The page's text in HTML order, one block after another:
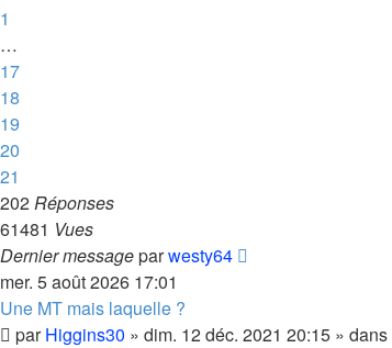
1
…
17
18
19
20
21
202Réponses
61481 Vues
Dernier messageparwesty64
mer. 5 août 2026 17:01
Une MT mais laquelle ?
parHiggins30 » dim. 12 déc. 2021 20:15 » dans